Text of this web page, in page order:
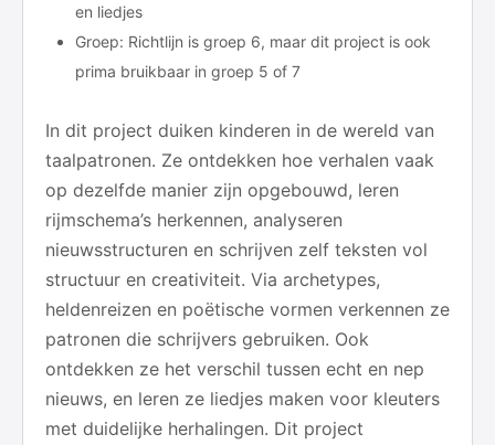
en liedjes
Groep: Richtlijn is groep 6, maar dit project is ook
prima bruikbaar in groep 5 of 7
In dit project duiken kinderen in de wereld van
taalpatronen. Ze ontdekken hoe verhalen vaak
op dezelfde manier zijn opgebouwd, leren
rijmschema’s herkennen, analyseren
nieuwsstructuren en schrijven zelf teksten vol
structuur en creativiteit. Via archetypes,
heldenreizen en poëtische vormen verkennen ze
patronen die schrijvers gebruiken. Ook
ontdekken ze het verschil tussen echt en nep
nieuws, en leren ze liedjes maken voor kleuters
met duidelijke herhalingen. Dit project